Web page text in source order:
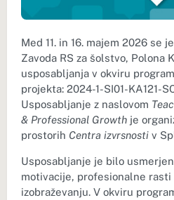
Med 11. in 16. majem 2026 se
Zavoda RS za šolstvo, Polona
usposabljanja v okviru
projekta: 2024-1-SI01-KA121-
Usposabljanje z naslovom
& Professional Growth je
prostorih Centra izvrsnosti v
Usposabljanje je bilo
motivacije, profesionalne
izobraževanju. V okviru